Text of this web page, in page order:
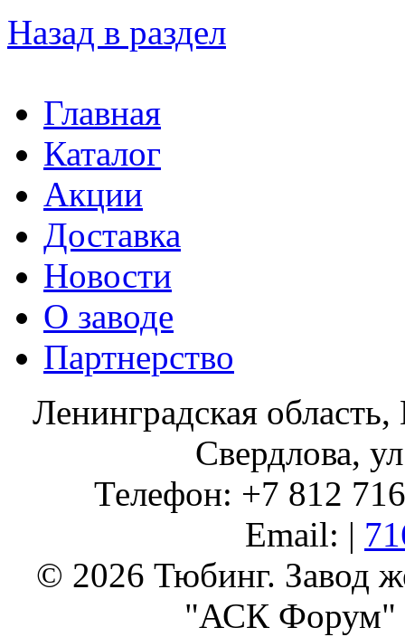
Назад в раздел
Главная
Каталог
Акции
Доставка
Новости
О заводе
Партнерство
Ленинградская
Свердлова,
Телефон: +7 812
Email: |
© 2026 Тюбинг. Завод
"АСК Форум"